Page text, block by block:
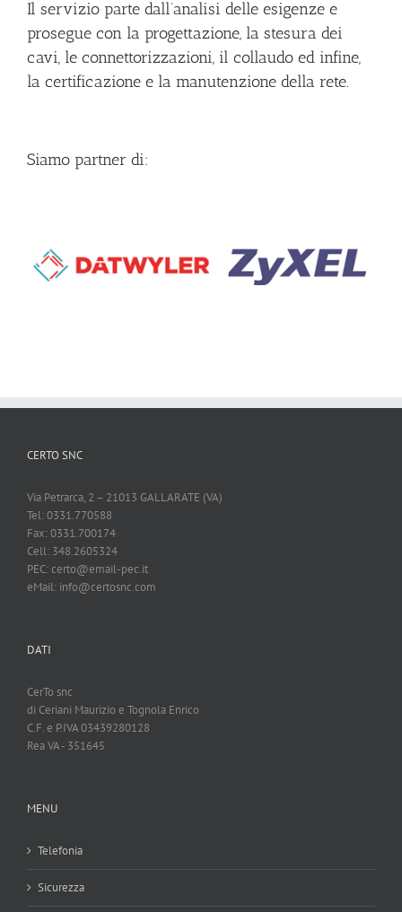
Il servizio parte dall’analisi delle esigenze e
prosegue con la progettazione, la stesura dei
cavi, le connettorizzazioni, il collaudo ed infine,
la certificazione e la manutenzione della rete.
Siamo partner di:
CERTO SNC
Via Petrarca, 2 – 21013 GALLARATE (VA)
Tel: 0331.770588
Fax: 0331.700174
Cell: 348.2605324
PEC: certo@email-pec.it
eMail: info@certosnc.com
DATI
CerTo snc
di Ceriani Maurizio e Tognola Enrico
C.F. e P.IVA 03439280128
Rea VA - 351645
MENU
Telefonia
Sicurezza